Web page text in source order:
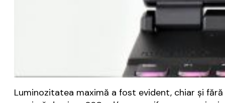
Luminozitatea maximă a fost evident, chiar și